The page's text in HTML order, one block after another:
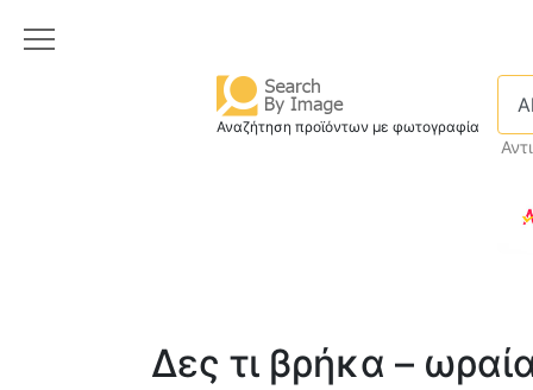
Αναζήτηση προϊόντων με φωτογραφία
Δες τι βρήκα –